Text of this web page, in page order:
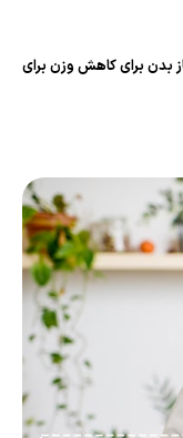
بدن برای کاهش وزن برای